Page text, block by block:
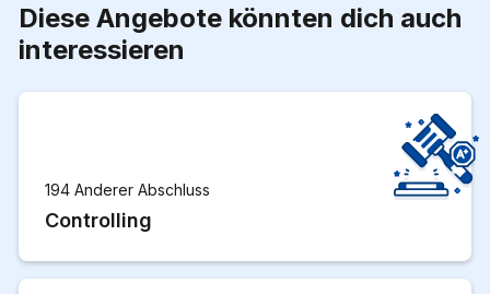
Diese Angebote könnten dich auch
interessieren
194 Anderer Abschluss
Controlling